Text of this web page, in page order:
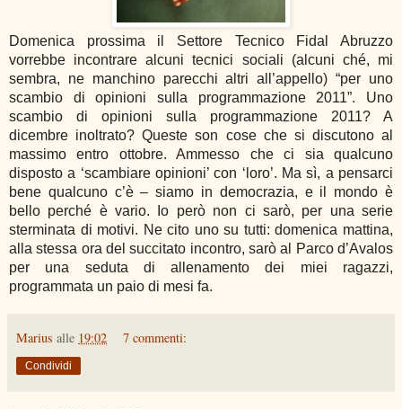
Domenica prossima il Settore Tecnico Fidal Abruzzo
vorrebbe incontrare alcuni tecnici sociali (alcuni ché, mi
sembra, ne manchino parecchi altri all’appello) “per uno
scambio di opinioni sulla programmazione 2011”. Uno
scambio di opinioni sulla programmazione 2011? A
dicembre inoltrato? Queste son cose che si discutono al
massimo entro ottobre. Ammesso che ci sia qualcuno
disposto a ‘scambiare opinioni’ con ‘loro’. Ma sì, a pensarci
bene qualcuno c’è – siamo in democrazia, e il mondo è
bello perché è vario. Io però non ci sarò, per una serie
sterminata di motivi. Ne cito uno su tutti: domenica mattina,
alla stessa ora del succitato incontro, sarò al Parco d’Avalos
per una seduta di allenamento dei miei ragazzi,
programmata un paio di mesi fa.
Marius alle 19:02 7 commenti:
Condividi